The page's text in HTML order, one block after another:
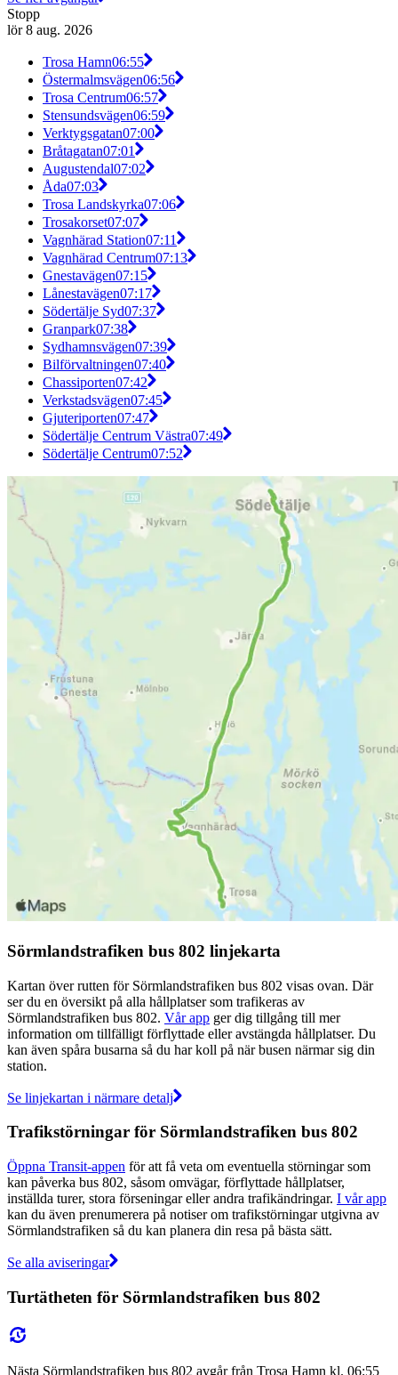
Stopp
lör 8 aug. 2026
Trosa Hamn06:55
Östermalmsvägen06:56
Trosa Centrum06:57
Stensundsvägen06:59
Verktygsgatan07:00
Bråtagatan07:01
Augustendal07:02
Åda07:03
Trosa Landskyrka07:06
Trosakorset07:07
Vagnhärad Station07:11
Vagnhärad Centrum07:13
Gnestavägen07:15
Lånestavägen07:17
Södertälje Syd07:37
Granpark07:38
Sydhamnsvägen07:39
Bilförvaltningen07:40
Chassiporten07:42
Verkstadsvägen07:45
Gjuteriporten07:47
Södertälje Centrum Västra07:49
Södertälje Centrum07:52
Sörmlandstrafiken bus 802 linjekarta
Kartan över rutten för Sörmlandstrafiken bus 802 visas ovan. Där
ser du en översikt på alla hållplatser som trafikeras av
Sörmlandstrafiken bus 802. Vår app ger dig tillgång till mer
information om tillfälligt förflyttade eller avstängda hållplatser. Du
kan även spåra busarna så du har koll på när busen närmar sig din
station.
Se linjekartan i närmare detalj
Trafikstörningar för Sörmlandstrafiken bus 802
Öppna Transit-appen för att få veta om eventuella störningar som
kan påverka bus 802, såsom omvägar, förflyttade hållplatser,
inställda turer, stora förseningar eller andra trafikändringar. I vår app
kan du även prenumerera på notiser om trafikstörningar utgivna av
Sörmlandstrafiken så du kan planera din resa på bästa sätt.
Se alla aviseringar
Turtätheten för Sörmlandstrafiken bus 802
Nästa Sörmlandstrafiken bus 802 avgår från Trosa Hamn kl. 06:55